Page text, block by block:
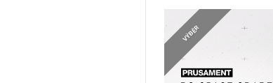
OZNÁMENÍ
VÝBĚR